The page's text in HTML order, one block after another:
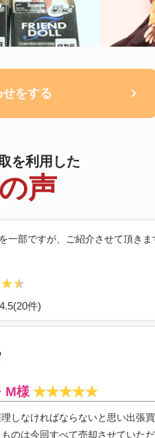
をする
を利用した
声
一部ですが、ご紹介させて頂きま
件)
M様
しなければならないと思い出張
のは今回すべて売却させていた